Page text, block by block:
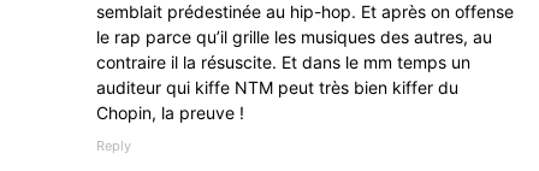
semblait prédestinée au hip-hop. Et après on offense
le rap parce qu’il grille les musiques des autres, au
contraire il la résuscite. Et dans le mm temps un
auditeur qui kiffe NTM peut très bien kiffer du
Chopin, la preuve !
Reply